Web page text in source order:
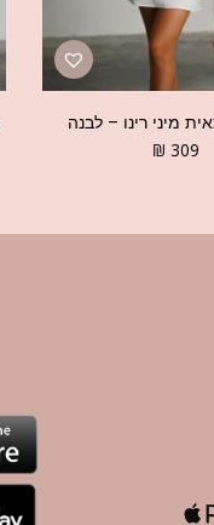
מיני רינו – לבנה
₪ 309